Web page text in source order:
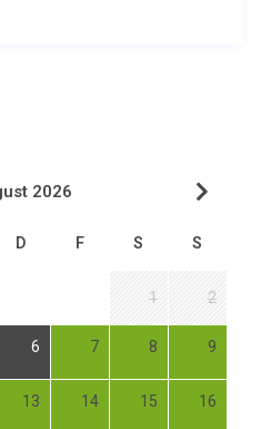
2026
D F S S
1 2
6 7 8 9
13 14 15 16